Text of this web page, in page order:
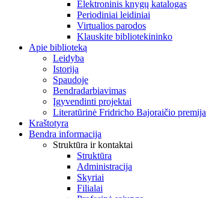
Elektroninis knygų katalogas
Periodiniai leidiniai
Virtualios parodos
Klauskite bibliotekininko
Apie biblioteką
Leidyba
Istorija
Spaudoje
Bendradarbiavimas
Įgyvendinti projektai
Literatūrinė Fridricho Bajoraičio premija
Kraštotyra
Bendra informacija
Struktūra ir kontaktai
Struktūra
Administracija
Skyriai
Filialai